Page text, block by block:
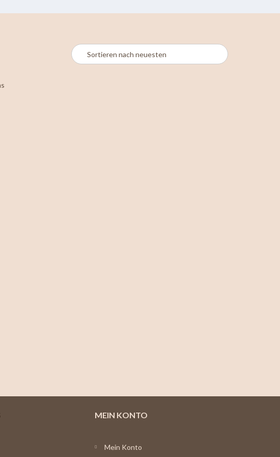
MEIN KONTO
Mein Konto